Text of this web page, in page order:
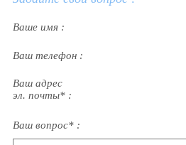
Ваше имя :
Ваш телефон :
Ваш адрес
эл. почты* :
Ваш вопрос* :